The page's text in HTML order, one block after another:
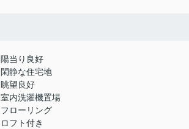
陽当り良好
閑静な住宅地
眺望良好
室内洗濯機置場
フローリング
ロフト付き